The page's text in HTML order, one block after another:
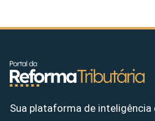
Sua plataforma de